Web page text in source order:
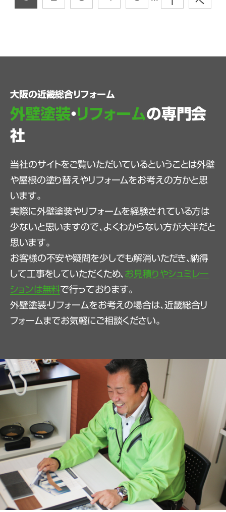
大阪の近畿総合リフォーム
外壁塗装・リフォームの専門会
社
当社のサイトをご覧いただいているということは外壁
や屋根の塗り替えやリフォームをお考えの方かと思
います。
実際に外壁塗装やリフォームを経験されている方は
少ないと思いますので、よくわからない方が大半だと
思います。
お客様の不安や疑問を少しでも解消いただき、納得
して工事をしていただくため、 お見積りやシュミレー
ションは無料で行っております。
外壁塗装・リフォームをお考えの場合は、近畿総合リ
フォームまでお気軽にご相談ください。